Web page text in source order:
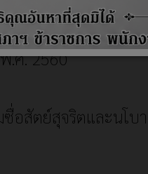
.ศ. 2560
ซื่อสัตย์สุจริตและนโ